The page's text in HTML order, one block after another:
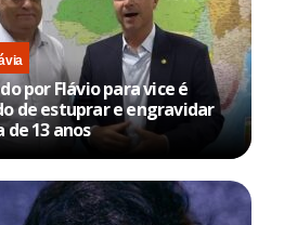
por Flávio para vice é
de estuprar e engravidar
de 13 anos